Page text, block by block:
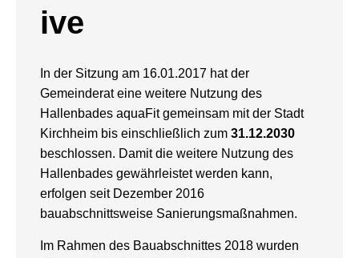
ive
In der Sitzung am 16.01.2017 hat der
Gemeinderat eine weitere Nutzung des
Hallenbades aquaFit gemeinsam mit der Stadt
Kirchheim bis einschließlich zum 31.12.2030
beschlossen. Damit die weitere Nutzung des
Hallenbades gewährleistet werden kann,
erfolgen seit Dezember 2016
bauabschnittsweise Sanierungsmaßnahmen.
Im Rahmen des Bauabschnittes 2018 wurden